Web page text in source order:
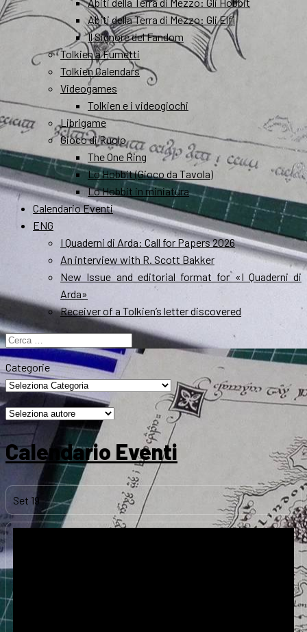
Abiti della Terra di Mezzo: Gli Elfi
Il Signore del Fandom
Tolkien a Fumetti
Tolkien Calendars
Videogames
Tolkien e i videogiochi
Librigame
Gioco di Ruolo
The One Ring
Lo Hobbit (Gioco da Tavola)
Lo Hobbit in miniatura
Calendario Eventi
ENG
I Quaderni di Arda: Call for Papers 2026
An interview with R. Scott Bakker
New Issue and editorial format for «I Quaderni di
Arda»
Receiver of a Tolkien’s letter discovered
Ricerca
per:
Categorie
Calendario Eventi
Set 19